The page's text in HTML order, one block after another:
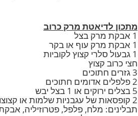
מרק כרוב
קצוץ